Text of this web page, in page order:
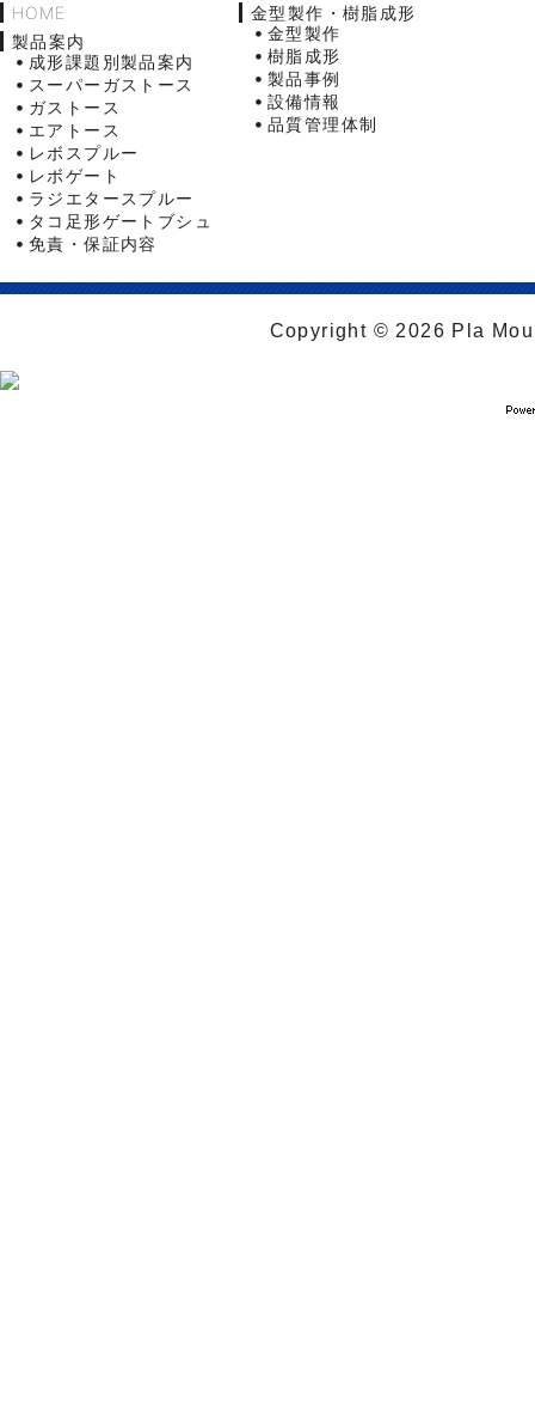
HOME
製品案内
成形課題別製品案内
スーパーガストース
ガストース
エアトース
レボスプルー
レボゲート
ラジエタースプルー
タコ足形ゲートブシュ
免責・保証内容
金型製作・樹脂成形
金型製作
樹脂成形
製品事例
設備情報
品質管理体制
Copyright © 2026 Pla